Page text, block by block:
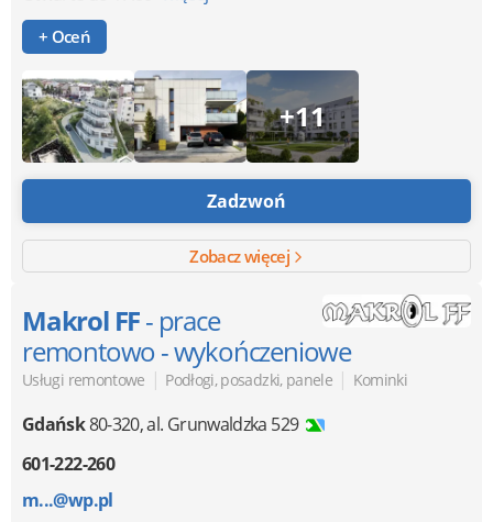
+ Oceń
+11
Zadzwoń
Zobacz więcej
Makrol FF- prace
remontowo - wykończeniowe
Usługi remontowe | Podłogi, posadzki, panele | Kominki
Gdańsk80-320,al. Grunwaldzka 529
601-222-260
m...@wp.pl